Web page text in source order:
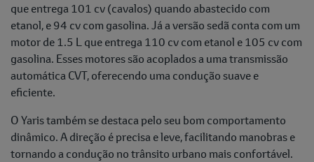
que entrega 101 cv (cavalos) quando abastecido com
etanol, e 94 cv com gasolina. Já a versão sedã conta com um
motor de 1.5 L que entrega 110 cv com etanol e 105 cv com
gasolina. Esses motores são acoplados a uma transmissão
automática CVT, oferecendo uma condução suave e
eficiente.
O Yaris também se destaca pelo seu bom comportamento
dinâmico. A direção é precisa e leve, facilitando manobras e
tornando a condução no trânsito urbano mais confortável.